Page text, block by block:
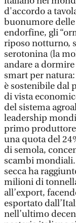
d'accordo a
buonumore
endorfine, gli
riposo notturno,
serotonina (la
andare a
smart per
è sostenibile dal
di vista
del sistema
leadership
primo
una quota del
di semola,
scambi
secca ha
milioni di
all’export,
esportato
nell’ultimo